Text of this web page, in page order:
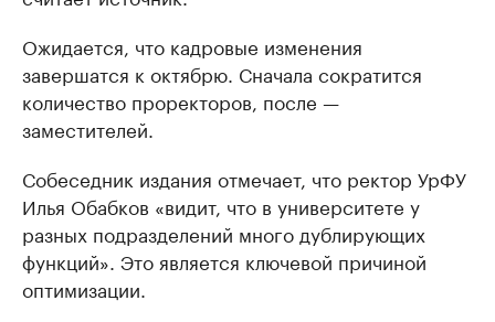
Ожидается, что кадровые изменения
завершатся к октябрю. Сначала сократится
количество проректоров, после —
заместителей.
Собеседник издания отмечает, что ректор УрФУ
Илья Обабков «видит, что в университете у
разных подразделений много дублирующих
функций». Это является ключевой причиной
оптимизации.